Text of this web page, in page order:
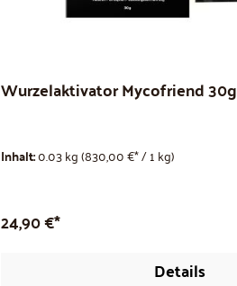
Wurzelaktivator Mycofriend 30g
Inhalt:0.03 kg(830,00 €* / 1 kg)
24,90 €*
Details